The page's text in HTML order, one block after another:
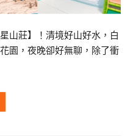
山莊】！清境好山好水，白
園，夜晚卻好無聊，除了衝